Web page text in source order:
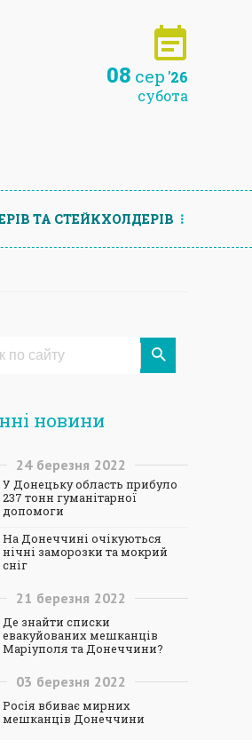
08 сер '26
субота
ТА СТЕЙКХОЛДЕРIВ
новини
24 березня 2022
У Донецьку область прибуло
237 тонн гуманітарної
допомоги
На Донеччині очікуються
нічні заморозки та мокрий
сніг
21 березня 2022
Де знайти списки
евакуйованих мешканців
Маріуполя та Донеччини?
03 березня 2022
Росія вбиває мирних
мешканців Донеччини